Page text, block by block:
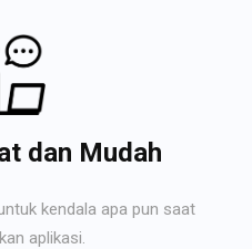
dan Mudah
kendala apa pun saat
aplikasi.